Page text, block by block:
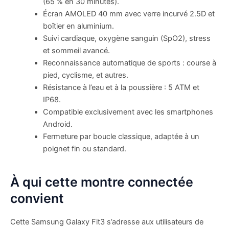
Écran AMOLED 40 mm avec verre incurvé 2.5D et
boîtier en aluminium.
Suivi cardiaque, oxygène sanguin (SpO2), stress
et sommeil avancé.
Reconnaissance automatique de sports : course à
pied, cyclisme, et autres.
Résistance à l’eau et à la poussière : 5 ATM et
IP68.
Compatible exclusivement avec les smartphones
Android.
Fermeture par boucle classique, adaptée à un
poignet fin ou standard.
À qui cette montre connectée
convient
Cette Samsung Galaxy Fit3 s’adresse aux utilisateurs de